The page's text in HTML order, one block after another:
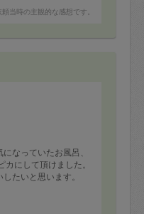
も娘は食べないかなと
れも美味しかったで
りがとうございま
。
当時の主観的な感想です。
なっていたお風呂、
にして頂けました。
たいと思います。